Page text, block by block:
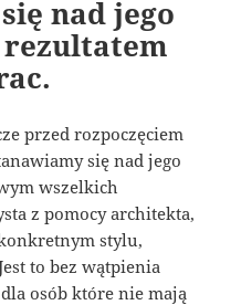
nad jego
rezultatem
przed rozpoczęciem
się nad jego
wszelkich
z pomocy architekta,
stylu,
to bez wątpienia
osób które nie mają